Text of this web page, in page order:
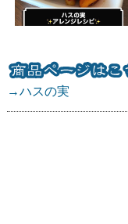
→ハスの実